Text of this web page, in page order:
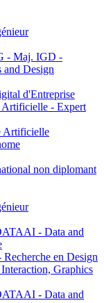
- Maj. IGD -
and Design
d'Entreprise
- Expert
Artificielle
non diplomant
- Data and
en Design
Graphics
- Data and